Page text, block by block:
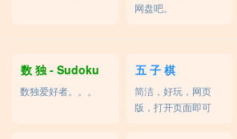
网盘吧。
数 独 - Sudoku
数独爱好者。。。
五 子 棋
简洁，好玩，网页
版，打开页面即可